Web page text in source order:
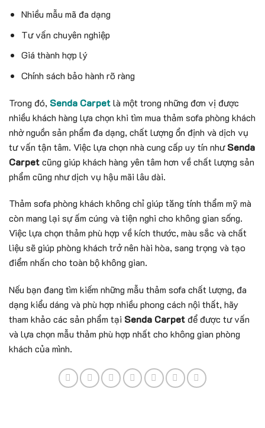
Nhiều mẫu mã đa dạng
Tư vấn chuyên nghiệp
Giá thành hợp lý
Chính sách bảo hành rõ ràng
Trong đó, Senda Carpetlà một trong những đơn vị được
nhiều khách hàng lựa chọn khi tìm mua thảm sofa phòng khách
nhờ nguồn sản phẩm đa dạng, chất lượng ổn định và dịch vụ
tư vấn tận tâm. Việc lựa chọn nhà cung cấp uy tín nhưSenda
Carpetcũng giúp khách hàng yên tâm hơn về chất lượng sản
phẩm cũng như dịch vụ hậu mãi lâu dài.
Thảm sofa phòng khách không chỉ giúp tăng tính thẩm mỹ mà
còn mang lại sự ấm cúng và tiện nghi cho không gian sống.
Việc lựa chọn thảm phù hợp về kích thước, màu sắc và chất
liệu sẽ giúp phòng khách trở nên hài hòa, sang trọng và tạo
điểm nhấn cho toàn bộ không gian.
Nếu bạn đang tìm kiếm những mẫu thảm sofa chất lượng, đa
dạng kiểu dáng và phù hợp nhiều phong cách nội thất, hãy
tham khảo các sản phẩm tại Senda Carpet để được tư vấn
và lựa chọn mẫu thảm phù hợp nhất cho không gian phòng
khách của mình.